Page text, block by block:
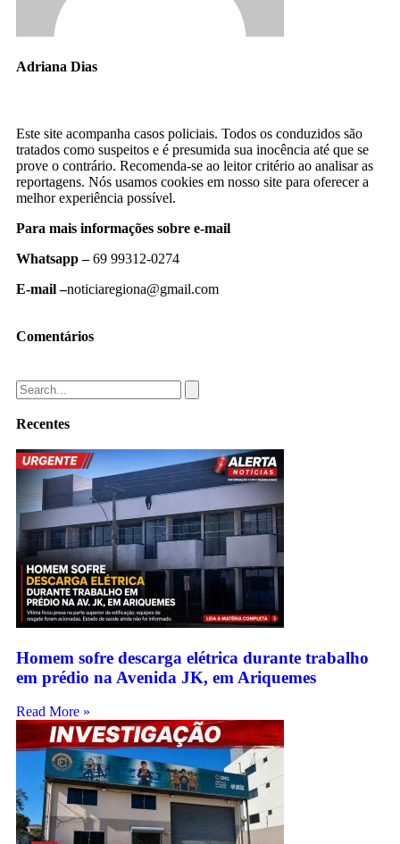
Adriana Dias
Este site acompanha casos policiais. Todos os conduzidos são
tratados como suspeitos e é presumida sua inocência até que se
prove o contrário. Recomenda-se ao leitor critério ao analisar as
reportagens. Nós usamos cookies em nosso site para oferecer a
melhor experiência possível.
Para mais informações sobre e-mail
Whatsapp –69 99312-0274
E-mail –noticiaregiona@gmail.com
Comentários
Recentes
Homem sofre descarga elétrica durante trabalho
em prédio na Avenida JK, em Ariquemes
Read More »